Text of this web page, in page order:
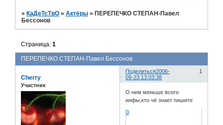
» КаДеТсТвО »Актёры » ПЕРЕПЕЧКО СТЕПАН-Павел
Бессонов
ПЕРЕПЕЧКО СТЕПАН-Павел Бессонов
Страница:1
Поделиться 1
2006-
09-23 13:03:38
Cherry
Участник
О нем меньше всего
инфы,кто чё знает пишите
0